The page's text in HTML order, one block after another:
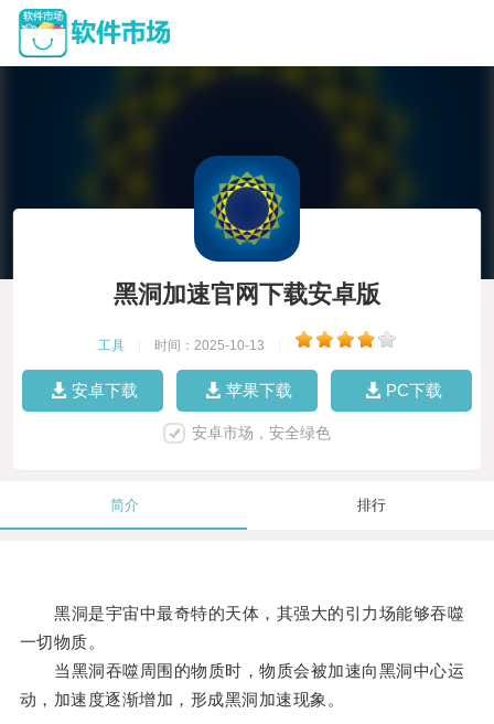
黑洞加速官网下载安卓版
工具 时间：2025-10-13
安卓下载 苹果下载 PC下载
安卓市场，安全绿色
简介 排行
黑洞是宇宙中最奇特的天体，其强大的引力场能够吞噬
一切物质。
当黑洞吞噬周围的物质时，物质会被加速向黑洞中心运
动，加速度逐渐增加，形成黑洞加速现象。